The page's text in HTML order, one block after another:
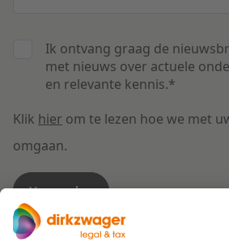
Ik ontvang graag de
met nieuws over actuele
en relevante kennis.*
Klik hier om te lezen hoe we met
omgaan.